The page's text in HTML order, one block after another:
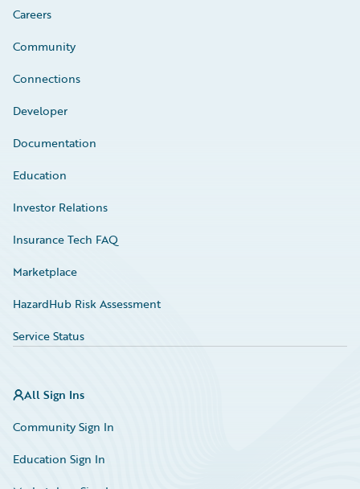
Careers
Community
Connections
Developer
Documentation
Education
Investor Relations
Insurance Tech FAQ
Marketplace
HazardHub Risk Assessment
Service Status
All Sign Ins
Community Sign In
Education Sign In